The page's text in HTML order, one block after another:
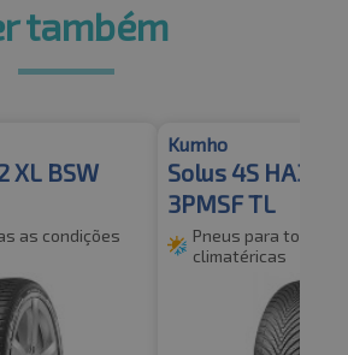
também
XL BSW
as condições
Kumho
Solus 4S HA32
3PMSF TL
Pneus para todas
climatéricas